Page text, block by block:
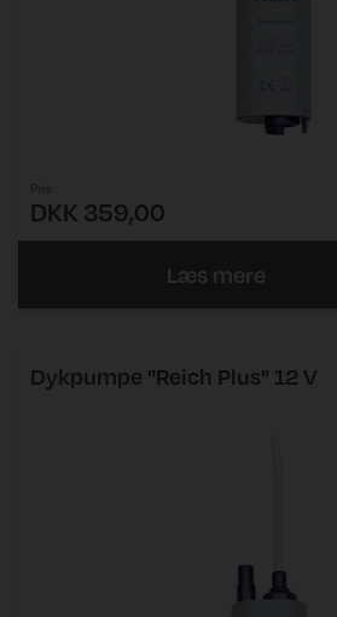
DKK 359,00
Læs mere
Dykpumpe "Reich Plus" 12 V